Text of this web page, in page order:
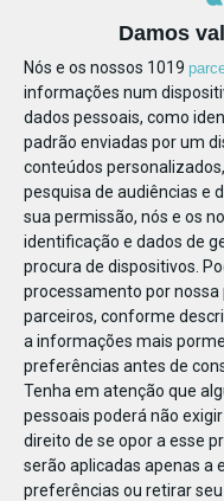
Damos
Nós e os nossos 1019
informações num
dados pessoais, como
padrão enviadas por um
conteúdos
pesquisa de audiências e
sua permissão, nós e os
identificação e dados de
procura de dispositivos.
processamento por nossa
parceiros, conforme
a informações mais
preferências antes de
Tenha em atenção que
pessoais poderá não
direito de se opor a esse
serão aplicadas apenas a
preferências ou retirar